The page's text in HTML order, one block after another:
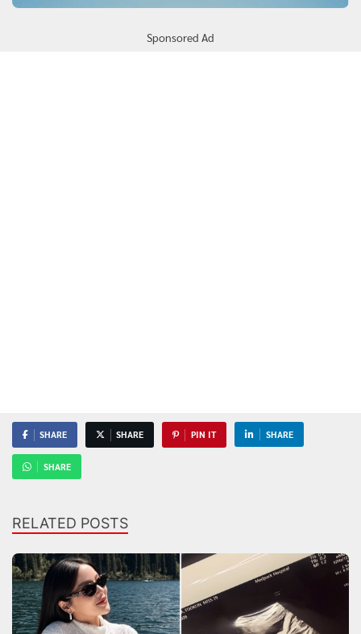
Sponsored Ad
SHARE SHARE PIN IT SHARE
SHARE
RELATED POSTS